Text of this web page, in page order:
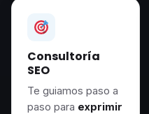
Consultoría
SEO
Te guiamos paso a
paso para exprimir